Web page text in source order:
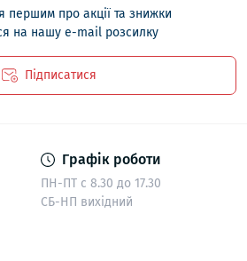
першим про акції та знижки
на нашу e-mail розсилку
Підписатися
Графік роботи
ПН-ПТ с 8.30 до 17.30
СБ-НП вихідний